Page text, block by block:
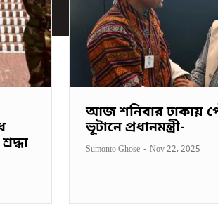
আজ শনিবার ঢাকায়
ভূটানে প্রধানমন্ত্রী-
Sumonto Ghose - Nov 22, 2025